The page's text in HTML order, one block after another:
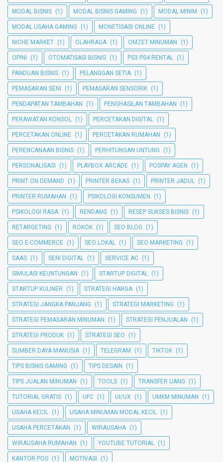
MODAL BISNIS (1) MODAL BISNIS GAMING (1) MODAL MINIM (1)
MODAL USAHA GAMING (1) MONETISASI ONLINE (1)
NICHE MARKET (1) OLAHRAGA (1) OMZET MINUMAN (1)
OPINI (1) OTOMATISASI BISNIS (1) PS3 PS4 RENTAL (1)
PANDUAN BISNIS (1) PELANGGAN SETIA (1)
PEMASARAN SENI (1) PEMASARAN SENSORIK (1)
PENDAPATAN TAMBAHAN (1) PENGHASILAN TAMBAHAN (1)
PERAWATAN KONSOL (1) PERCETAKAN DIGITAL (1)
PERCETAKAN ONLINE (1) PERCETAKAN RUMAHAN (1)
PERENCANAAN BISNIS (1) PERHITUNGAN UNTUNG (1)
PERSONALISASI (1) PLAYBOX ARCADE (1) POSPAY AGEN (1)
PRINT ON DEMAND (1) PRINTER BEKAS (1) PRINTER JADUL (1)
PRINTER RUMAHAN (1) PSIKOLOGI KONSUMEN (1)
PSIKOLOGI RASA (1) RENDANG (1) RESEP SUKSES BISNIS (1)
RETARGETING (1) ROKOK (1) SEO BLOG (1)
SEO E-COMMERCE (1) SEO LOKAL (1) SEO MARKETING (1)
SAAS (1) SENI DIGITAL (1) SERVICE AC (1)
SIMULASI KEUNTUNGAN (1) STARTUP DIGITAL (1)
STARTUP KULINER (1) STRATEGI HARGA (1)
STRATEGI JANGKA PANJANG (1) STRATEGI MARKETING (1)
STRATEGI PEMASARAN MINUMAN (1) STRATEGI PENJUALAN (1)
STRATEGI PRODUK (1) STRATEGI SEO (1)
SUMBER DAYA MANUSIA (1) TELEGRAM (1) TIKTOK (1)
TIPS BISNIS GAMING (1) TIPS DESAIN (1)
TIPS JUALAN MINUMAN (1) TOOLS (1) TRANSFER UANG (1)
TUTORIAL GRATIS (1) UFC (1) UI/UX (1) UMKM MINUMAN (1)
USAHA KECIL (1) USAHA MINUMAN MODAL KECIL (1)
USAHA PERCETAKAN (1) WIRAUSAHA (1)
WIRAUSAHA RUMAHAN (1) YOUTUBE TUTORIAL (1)
KANTOR POS (1) MOTIVASI (1)